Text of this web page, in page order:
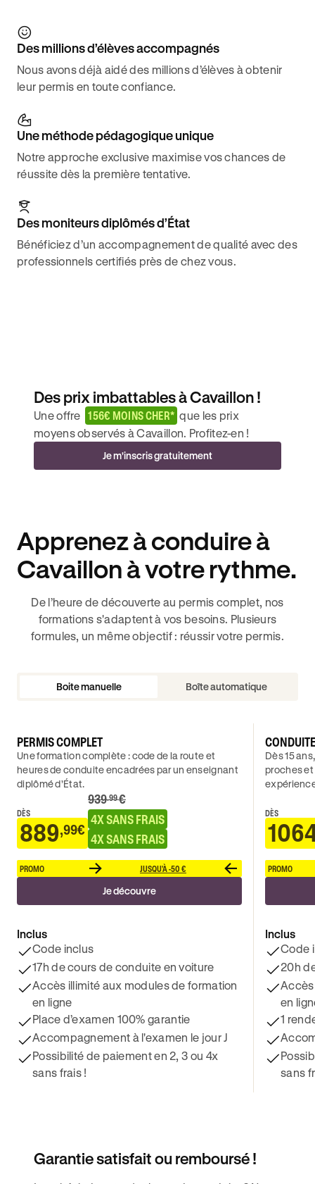
Des millions d’élèves accompagnés
Nous avons déjà aidé des millions d’élèves à obtenir
leur permis en toute confiance.
Une méthode pédagogique unique
Notre approche exclusive maximise vos chances de
réussite dès la première tentative.
Des moniteurs diplômés d’État
Bénéficiez d’un accompagnement de qualité avec des
professionnels certifiés près de chez vous.
Des prix imbattables à Cavaillon !
Une offre 156€ MOINS CHER* que les prix
moyens observés à Cavaillon. Profitez-en !
Je m'inscris gratuitement
Apprenez à conduire à
Cavaillon à votre rythme.
De l’heure de découverte au permis complet, nos
formations s'adaptent à vos besoins. Plusieurs
formules, un même objectif : réussir votre permis.
Boite manuelle Boîte automatique
PERMIS COMPLET
Une formation complète : code de la route et
heures de conduite encadrées par un enseignant
diplômé d’État.
DÈS
889,99€
939 .99€
4X SANS FRAIS
4X SANS FRAIS
PROMO JUSQU'À -50 €
Je découvre
Inclus
Code inclus
17h de cours de conduite en voiture
Accès illimité aux modules de formation
en ligne
Place d’examen 100% garantie
Accompagnement à l'examen le jour J
Possibilité de paiement en 2, 3 ou 4x
sans frais !
Dès 15
proches
DÈS
PROMO
Inclus
Code
20h
en
1
sans
Garantie satisfait ou remboursé !